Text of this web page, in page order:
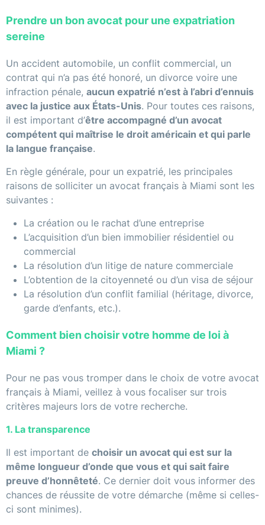
Prendre un bon avocat pour une expatriation
sereine
Un accident automobile, un conflit commercial, un
contrat qui n’a pas été honoré, un divorce voire une
infraction pénale, aucun expatrié n’est à l’abri d’ennuis
avec la justice aux États-Unis. Pour toutes ces raisons,
il est important d’être accompagné d’un avocat
compétent qui maîtrise le droit américain et qui parle
la langue française.
En règle générale, pour un expatrié, les principales
raisons de solliciter un avocat français à Miami sont les
suivantes :
La création ou le rachat d’une entreprise
L’acquisition d’un bien immobilier résidentiel ou
commercial
La résolution d’un litige de nature commerciale
L’obtention de la citoyenneté ou d’un visa de séjour
La résolution d’un conflit familial (héritage, divorce,
garde d’enfants, etc.).
Comment bien choisir votre homme de loi à
Miami ?
Pour ne pas vous tromper dans le choix de votre avocat
français à Miami, veillez à vous focaliser sur trois
critères majeurs lors de votre recherche.
1. La transparence
Il est important de choisir un avocat qui est sur la
même longueur d’onde que vous et qui sait faire
preuve d’honnêteté. Ce dernier doit vous informer des
chances de réussite de votre démarche (même si celles-
ci sont minimes).